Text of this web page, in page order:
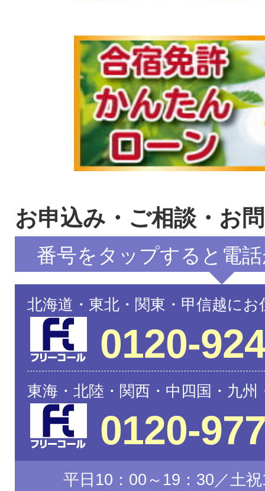
お申込み・ご相談・お
番号をタップすると電
北海道・東北・関東・甲信越に
0120-
東海・北陸・関西・中四国・九
0120-
平日10：00～19：30／土